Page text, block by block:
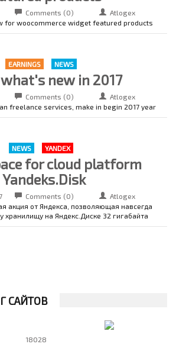
Comments (0)
Atlogex
for woocommerce widget featured products
EARNINGS NEWS
new in 2017
Comments (0)
Atlogex
freelance services, make in begin 2017 year
NEWS YANDEX
for cloud platform
Yandeks.Disk
Comments (0)
Atlogex
акция от Яндекса, позволяющая навсегда
хранилищу на Яндекс.Диске 32 гигабайта
САЙТОВ
18028